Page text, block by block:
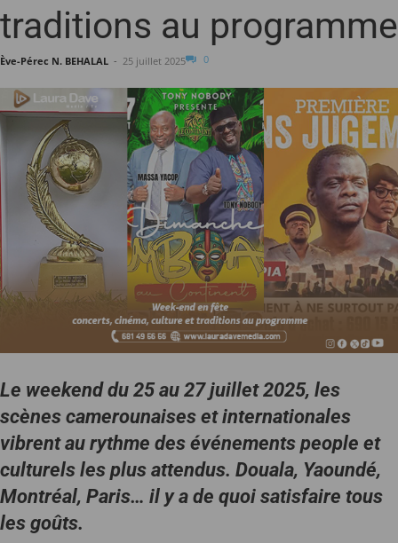
traditions au programme
Ève-Pérec N. BEHALAL - 25 juillet 2025 0
Le weekend du 25 au 27 juillet 2025, les
scènes camerounaises et internationales
vibrent au rythme des événements people et
culturels les plus attendus. Douala, Yaoundé,
Montréal, Paris… il y a de quoi satisfaire tous
les goûts.